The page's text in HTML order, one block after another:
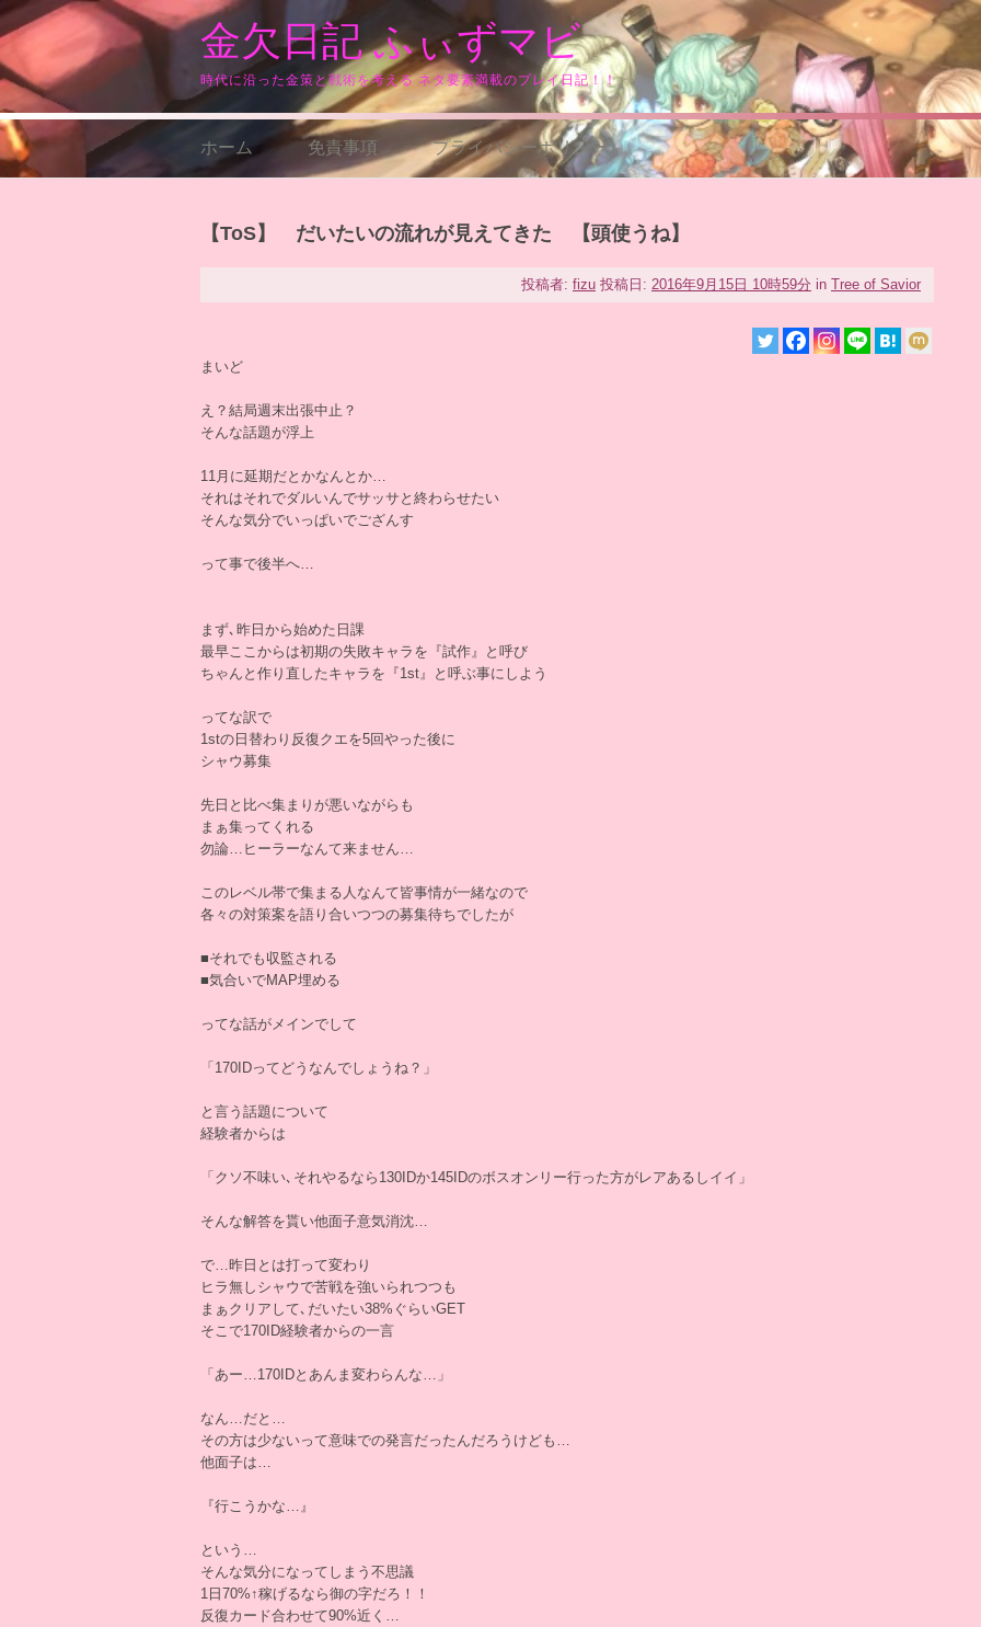
コ
ン
ン
へ
ス
キ
金欠日記 ふぃずマビ
時代に沿った金策と戦術を考える ネタ要素満載のプレイ日記！！
ホーム 免責事項 プライバシーポリシー
【ToS】 だいたいの流れが見えてきた 【頭使うね】
投稿者: fizu 投稿日: 2016年9月15日 10時59分 in Tree of Savior
まいど
え？結局週末出張中止？
そんな話題が浮上
11月に延期だとかなんとか…
それはそれでダルいんでサッサと終わらせたい
そんな気分でいっぱいでござんす
って事で後半へ…
まず､昨日から始めた日課
最早ここからは初期の失敗キャラを『試作』と呼び
ちゃんと作り直したキャラを『1st』と呼ぶ事にしよう
ってな訳で
1stの日替わり反復クエを5回やった後に
シャウ募集
先日と比べ集まりが悪いながらも
まぁ集ってくれる
勿論…ヒーラーなんて来ません…
このレベル帯で集まる人なんて皆事情が一緒なので
各々の対策案を語り合いつつの募集待ちでしたが
■それでも収監される
■気合いでMAP埋める
ってな話がメインでして
「170IDってどうなんでしょうね？」
と言う話題について
経験者からは
「クソ不味い､それやるなら130IDか145IDのボスオンリー行った方がレアあるしイイ」
そんな解答を貰い他面子意気消沈…
で…昨日とは打って変わり
ヒラ無しシャウで苦戦を強いられつつも
まぁクリアして､だいたい38%ぐらいGET
そこで170ID経験者からの一言
「あー…170IDとあんま変わらんな…」
なん…だと…
その方は少ないって意味での発言だったんだろうけども…
他面子は…
『行こうかな…』
という…
そんな気分になってしまう不思議
1日70%↑稼げるなら御の字だろ！！
反復カード合わせて90%近く…